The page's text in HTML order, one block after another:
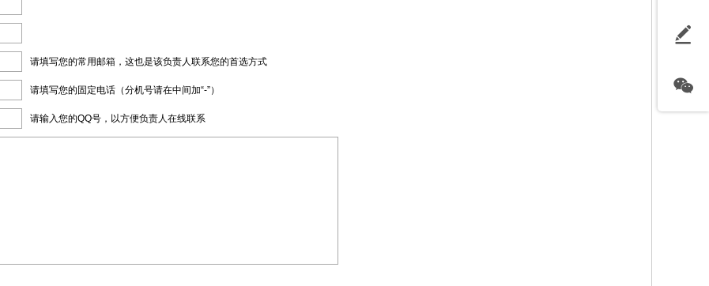
请填写您的常用邮箱，这也是该负责人联系您的首选方式
请填写您的固定电话（分机号请在中间加“-”）
请输入您的QQ号，以方便负责人在线联系